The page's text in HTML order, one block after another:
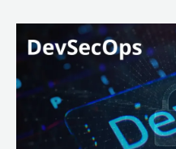
Lance
Rural